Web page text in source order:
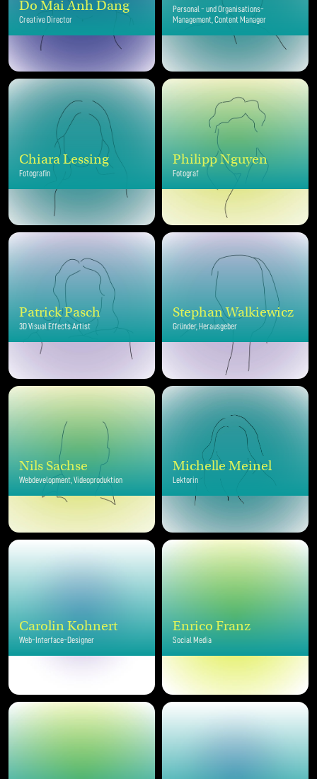
Do Mai Anh Dang
Creative Director
Personal - und Organisations-
Management, Content Manager
Chiara Lessing
Fotografin
Philipp Nguyen
Fotograf
Patrick Pasch
3D Visual Effects Artist
Stephan Walkiewicz
Gründer, Herausgeber
Nils Sachse
Webdevelopment, Videoproduktion
Michelle Meinel
Lektorin
Carolin Kohnert
Web-Interface-Designer
Enrico Franz
Social Media